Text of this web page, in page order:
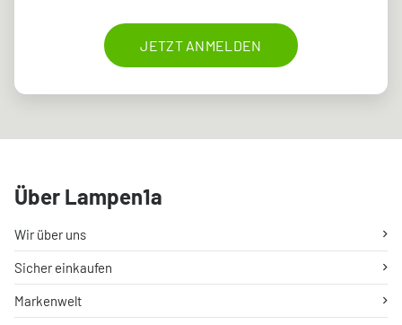
JETZT ANMELDEN
Über Lampen1a
Wir über uns
Sicher einkaufen
Markenwelt